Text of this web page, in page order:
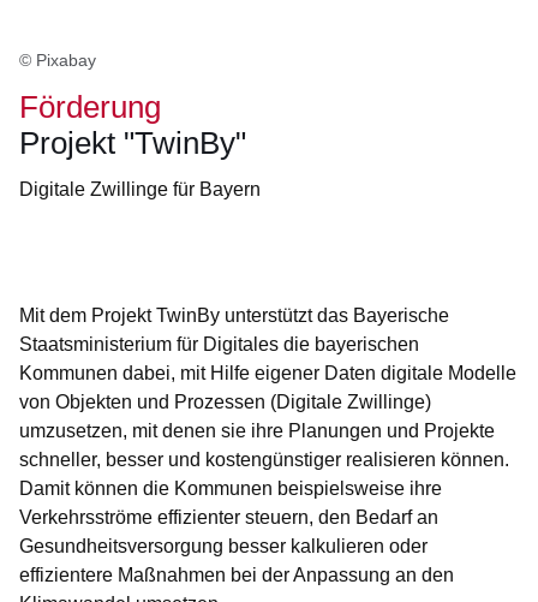
© Pixabay
Förderung
Projekt "TwinBy"
Digitale Zwillinge für Bayern
Mit dem Projekt TwinBy unterstützt das Bayerische
Staatsministerium für Digitales die bayerischen
Kommunen dabei, mit Hilfe eigener Daten digitale Modelle
von Objekten und Prozessen (Digitale Zwillinge)
umzusetzen, mit denen sie ihre Planungen und Projekte
schneller, besser und kostengünstiger realisieren können.
Damit können die Kommunen beispielsweise ihre
Verkehrsströme effizienter steuern, den Bedarf an
Gesundheitsversorgung besser kalkulieren oder
effizientere Maßnahmen bei der Anpassung an den